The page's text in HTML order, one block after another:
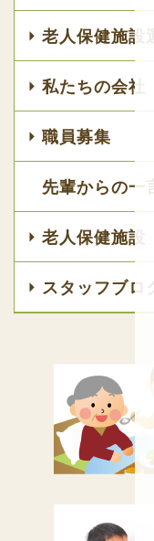
老人保健施設
私たちの会社
職員募集
先輩からの一言
老人保健施設
スタッフブログ